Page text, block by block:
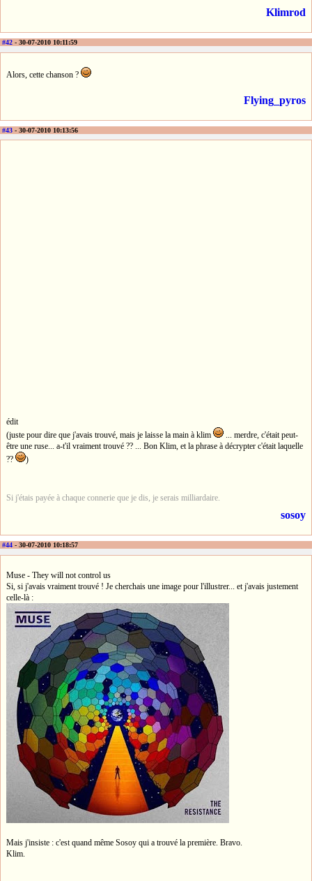
Klimrod
#42 - 30-07-2010 10:11:59
Alors, cette chanson ?
Flying_pyros
#43 - 30-07-2010 10:13:56
édit
(juste pour dire que j'avais trouvé, mais je laisse la main à klim
... merdre, c'était peut-
être une ruse... a-t'il vraiment trouvé ?? ... Bon Klim, et la phrase à décrypter c'était laquelle
??
)
Si j'étais payée à chaque connerie que je dis, je serais milliardaire.
sosoy
#44 - 30-07-2010 10:18:57
Muse - They will not control us
Si, si j'avais vraiment trouvé ! Je cherchais une image pour l'illustrer... et j'avais justement
celle-là :
Mais j'insiste : c'est quand même Sosoy qui a trouvé la première. Bravo.
Klim.